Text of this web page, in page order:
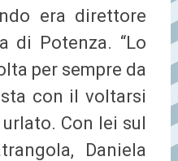
era direttore
di Potenza. “Lo
per sempre da
con il voltarsi
urlato. Con lei sul
Daniela